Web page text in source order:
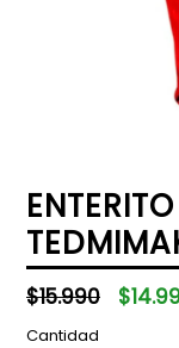
Precio
habitual
$15.990
Cantidad